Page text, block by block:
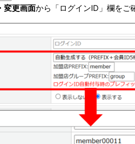
変更画面から「ログインID」欄をご